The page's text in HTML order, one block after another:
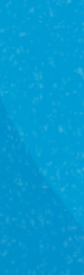
а
сумму.
и
комплекса
Сейчас в Уфе
от 3 ₽/мес.
от
жилье в
платежей
–
ребенка,